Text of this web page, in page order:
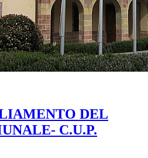
DEL
C.U.P.